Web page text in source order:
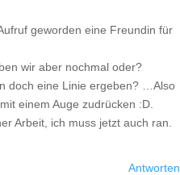
geworden eine Freundin für
wir aber nochmal oder?
doch eine Linie ergeben? …Also
einem Auge zudrücken :D.
Arbeit, ich muss jetzt auch ran.
Antworten